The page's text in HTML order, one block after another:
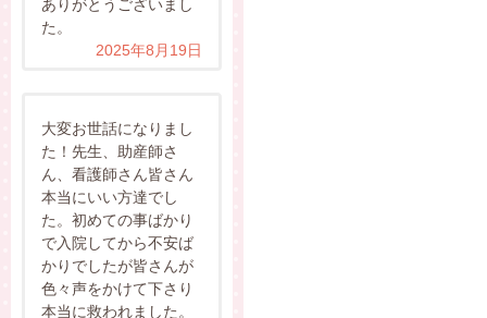
ありがとうございまし
た。
2025年8月19日
大変お世話になりまし
た！先生、助産師さ
ん、看護師さん皆さん
本当にいい方達でし
た。初めての事ばかり
で入院してから不安ば
かりでしたが皆さんが
色々声をかけて下さり
本当に救われました。